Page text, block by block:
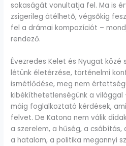
sokaságát vonultatja fel. Ma is
zsigerileg átélhető, végsőkig
fel a drámai kompozíciót –
rendező.
Évezredes Kelet és Nyugat közé
létünk életérzése, történelmi
ismétlődése, meg nem
kibékíthetetlenségünk a világgal
máig foglalkoztató kérdések,
felvet. De Katona nem válik
a szerelem, a hűség, a csábítás,
a hatalom, a politika megannyi